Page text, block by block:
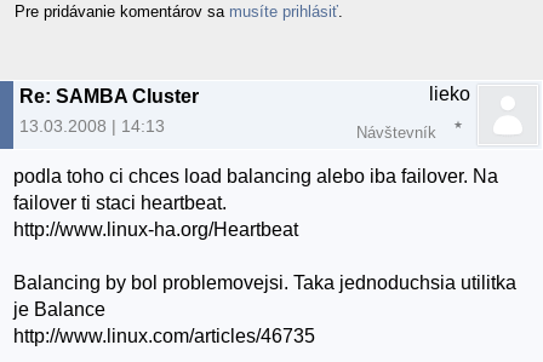
Pre pridávanie komentárov sa musíte prihlásiť
Re: SAMBA Cluster
13.03.2008 | 14:13
lieko
Návštevník
podla toho ci chces load balancing alebo iba failover. Na
failover ti staci heartbeat.
http://www.linux-ha.org/Heartbeat
Balancing by bol problemovejsi. Taka jednoduchsia utilitka
je Balance
http://www.linux.com/articles/46735